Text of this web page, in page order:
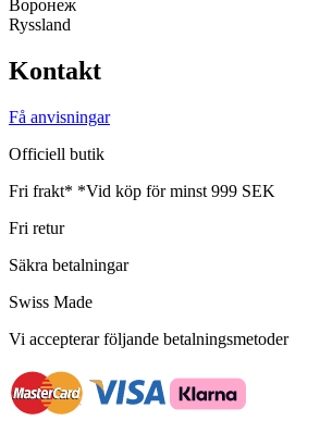
Воронеж
Ryssland
Kontakt
Få anvisningar
Officiell butik
Fri frakt* *Vid köp för minst 999 SEK
Fri retur
Säkra betalningar
Swiss Made
Vi accepterar följande betalningsmetoder